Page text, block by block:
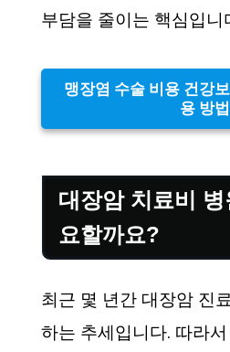
부담을 줄이는 핵심입니
맹장염 수술 비용 건강
용 방법
대장암 치료비
요할까요?
최근 몇 년간 대장암 진
하는 추세입니다. 따라